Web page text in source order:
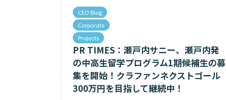
CEO Blog
Corporate
Projects
PR TIMES：瀬戸内サニー、瀬戸内発
の中高生留学プログラム1期候補生の募
集を開始！クラファンネクストゴール
300万円を目指して継続中！